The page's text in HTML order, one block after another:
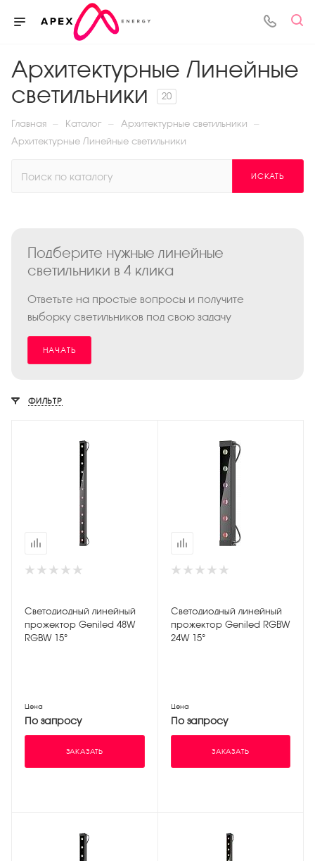
Архитектурные Линейные
светильники
20
Главная — Каталог — Архитектурные светильники —
Архитектурные Линейные светильники
ИСКАТЬ
Подберите нужные линейные
светильники в 4 клика
Ответьте на простые вопросы и получите
выборку светильников под свою задачу
НАЧАТЬ
ФИЛЬТР
Светодиодный линейный
прожектор Geniled 48W
RGBW 15°
Цена
По запросу
ЗАКАЗАТЬ
Светодиодный линейный
прожектор Geniled RGBW
24W 15°
Цена
По запросу
ЗАКАЗАТЬ